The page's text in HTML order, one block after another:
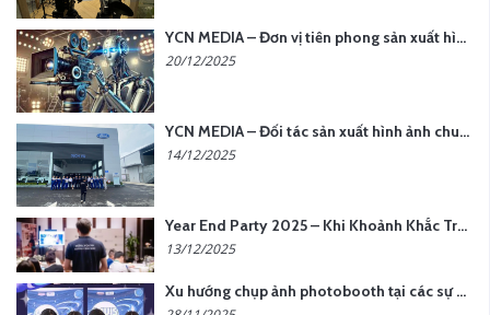
YCN MEDIA – Đơn vị tiên phong sản xuất hình ảnh & âm thanh bằng AI tại Hà Nội
20/12/2025
YCN MEDIA – Đối tác sản xuất hình ảnh chuyên nghiệp cho doanh nghiệp tại Hà Nội
14/12/2025
Year End Party 2025 – Khi Khoảnh Khắc Trở Thành Dấu Ấn | Gói Ưu Đãi Tháng 12 Từ YCN Media
13/12/2025
Xu hướng chụp ảnh photobooth tại các sự kiện hiện nay